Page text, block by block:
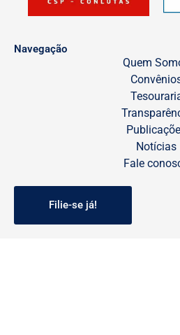
Navegação
Quem
Notícias
Fale
Filie-se já!